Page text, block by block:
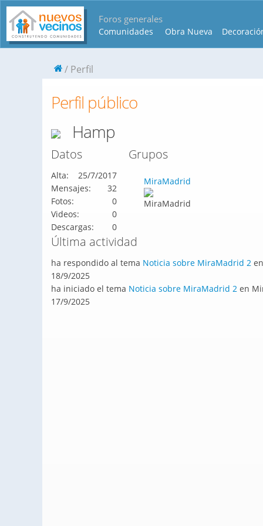
Foros generales
Comunidades Obra Nueva
Perfil
Perfil público
Hamp
Datos
Alta:
25/7/2017
Mensajes:
32
Fotos:
0
Videos:
0
Descargas:
0
Grupos
MiraMadrid
Última actividad
ha respondido al tema Noticia sobre MiraMadrid 2
18/9/2025
ha iniciado el tema Noticia sobre MiraMadrid 2 en
17/9/2025